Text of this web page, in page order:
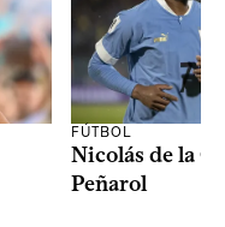
FÚTBOL
Nicolás de la
Peñarol